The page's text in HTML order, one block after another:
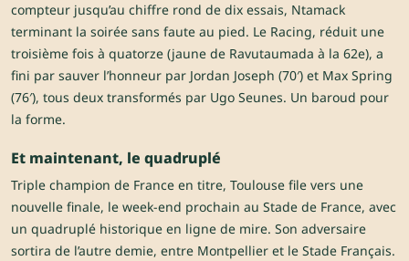
compteur jusqu’au chiffre rond de dix essais, Ntamack
terminant la soirée sans faute au pied. Le Racing, réduit une
troisième fois à quatorze (jaune de Ravutaumada à la 62e), a
fini par sauver l’honneur par Jordan Joseph (70′) et Max Spring
(76′), tous deux transformés par Ugo Seunes. Un baroud pour
la forme.
Et maintenant, le quadruplé
Triple champion de France en titre, Toulouse file vers une
nouvelle finale, le week-end prochain au Stade de France, avec
un quadruplé historique en ligne de mire. Son adversaire
sortira de l’autre demie, entre Montpellier et le Stade Français.